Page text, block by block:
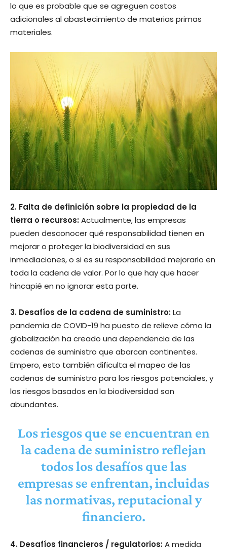
lo que es probable que se agreguen costos
adicionales al abastecimiento de materias primas
materiales.
2. Falta de definición sobre la propiedad de la
tierra o recursos:Actualmente, las empresas
pueden desconocer qué responsabilidad tienen en
mejorar o proteger la biodiversidad en sus
inmediaciones, o si es su responsabilidad mejorarlo en
toda la cadena de valor. Por lo que hay que hacer
hincapié en no ignorar esta parte.
3. Desafíos de la cadena de suministro:La
pandemia de COVID-19 ha puesto de relieve cómo la
globalización ha creado una dependencia de las
cadenas de suministro que abarcan continentes.
Empero, esto también dificulta el mapeo de las
cadenas de suministro para los riesgos potenciales, y
los riesgos basados ​​en la biodiversidad son
abundantes.
Los riesgos que se encuentran en
la cadena de suministro reflejan
todos los desafíos que las
empresas se enfrentan, incluidas
las normativas, reputacional y
financiero.
4. Desafíos financieros / regulatorios:A medida